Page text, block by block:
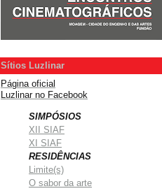
Sítios Luzlinar
Página oficial
Luzlinarno Facebook
SIMPÓSIOS
XII SIAF
XI SIAF
RESIDÊNCIAS
Limite(s)
O sabor da arte